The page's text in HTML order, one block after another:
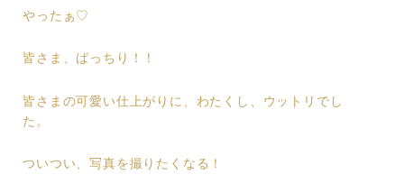
やったぁ♡
皆さま、ばっちり！！
皆さまの可愛い仕上がりに、わたくし、ウットリでし
た。
ついつい、写真を撮りたくなる！